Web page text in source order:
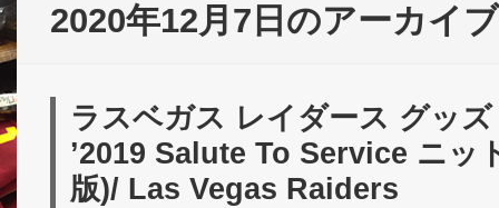
2020年12月7日のアーカイブ
ラスベガス レイダース グッ
’2019 Salute To Service ニッ
版)/ Las Vegas Raiders